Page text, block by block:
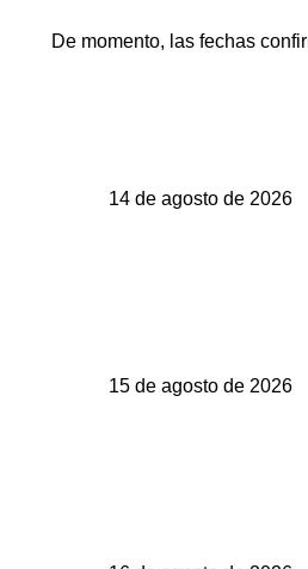
De momento, lasfechas
14 de agosto de 2026
15 de agosto de 2026